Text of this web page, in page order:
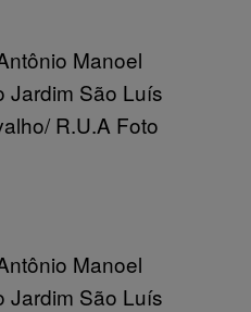
Manoel
Jardim São Luís
R.U.A Foto
Manoel
Jardim São Luís